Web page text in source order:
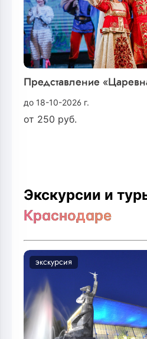
Представление
до 18-10-2026 г.
от 250 руб.
Экскурсии и
Краснодаре
экскурсия